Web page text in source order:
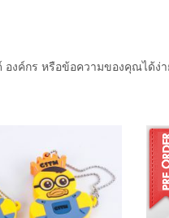
งค์กร หรือข้อความของคุณได้ง่า